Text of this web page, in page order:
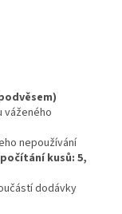
váženého
nepoužívání
kusů: 5,
dodávky